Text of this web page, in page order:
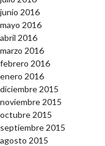
junio 2016
mayo 2016
abril 2016
marzo 2016
febrero 2016
enero 2016
diciembre 2015
noviembre 2015
octubre 2015
septiembre 2015
agosto 2015